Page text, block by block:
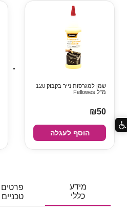
שמן למגרסות נייר בקבוק 120
מ"ל Fellowes
₪50
הוסף לעגלה
מידע
כללי
פרטים
טכניים